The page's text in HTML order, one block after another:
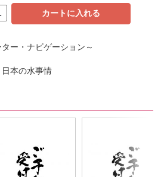
カートに入れる
ー・ナビゲーション～
本の水事情